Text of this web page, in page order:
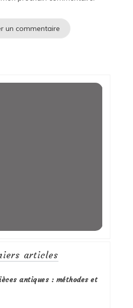
articles
antiques : méthodes et